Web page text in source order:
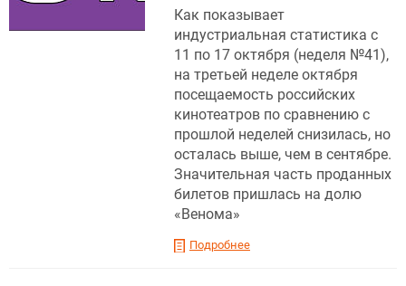
Как показывает
индустриальная статистика с
11 по 17 октября (неделя №41),
на третьей неделе октября
посещаемость российских
кинотеатров по сравнению с
прошлой неделей снизилась, но
осталась выше, чем в сентябре.
Значительная часть проданных
билетов пришлась на долю
«Венома»
Подробнее